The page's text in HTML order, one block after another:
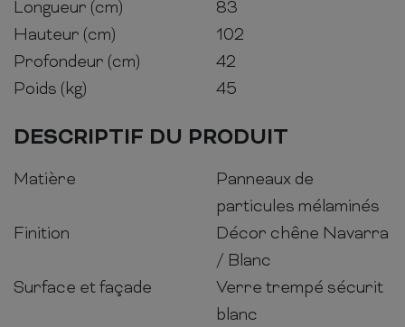
Longueur (cm)
83
Hauteur (cm)
102
Profondeur (cm)
42
Poids (kg)
45
DESCRIPTIF DU PRODUIT
Matière
Panneaux de
particules mélaminés
Finition
Décor chêne Navarra
/ Blanc
Surface et façade
Verre trempé sécurit
blanc